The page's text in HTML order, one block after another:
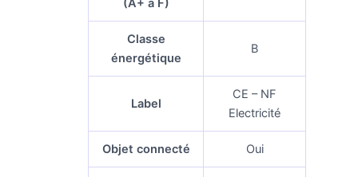
(A+ à F)
Classe
énergétique
B
Label
CE – NF
Electricité
Objet connecté Oui